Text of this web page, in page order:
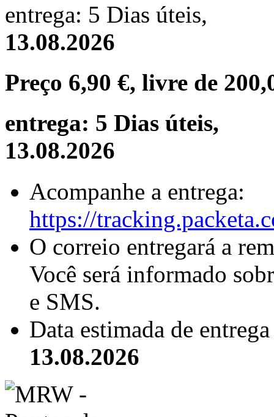
entrega: 5 Dias úteis,
13.08.2026
Preço 6,90 €, livre de
entrega: 5 Dias úteis,
13.08.2026
Acompanhe a entrega:
https://
O correio entregará a
Você será informado
e SMS.
Data estimada de
13.08.2026